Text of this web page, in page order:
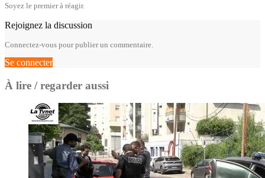
Soyez le premier à réagir.
Rejoignez la discussion
Connectez-vous pour publier un commentaire.
Se connecter
À lire / regarder aussi